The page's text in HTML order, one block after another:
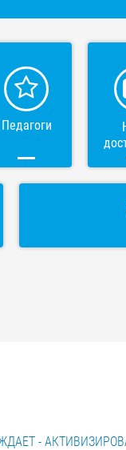
Педагоги
-